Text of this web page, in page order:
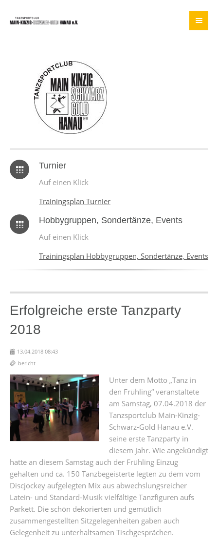
Turnier
Auf einen Klick
Trainingsplan Turnier
Hobbygruppen, Sondertänze, Events
Auf einen Klick
Trainingsplan Hobbygruppen, Sondertänze, Events
Erfolgreiche erste Tanzparty
2018
13.04.2018 08:43
bericht
Unter dem Motto „Tanz in
den Frühling“ veranstaltete
am Samstag, 07.04.2018 der
Tanzsportclub Main-Kinzig-
Schwarz-Gold Hanau e.V.
seine erste Tanzparty in
diesem Jahr. Wie angekündigt
hatte an diesem Samstag auch der Frühling Einzug
gehalten und ca. 150 Tanzbegeisterte legten zu dem vom
Discjockey aufgelegten Mix aus abwechslungsreicher
Latein- und Standard-Musik vielfältige Tanzfiguren aufs
Parkett. Die schön dekorierten und gemütlich
zusammengestellten Sitzgelegenheiten gaben auch
Gelegenheit zu unterhaltsamen Tischgesprächen.